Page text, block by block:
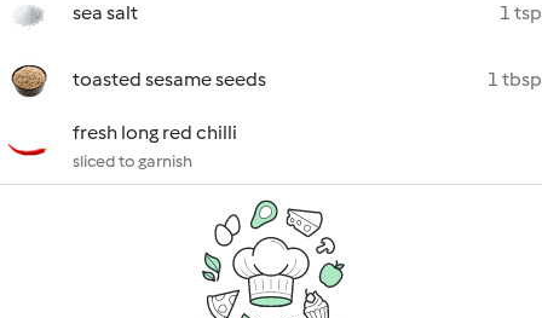
sea salt 1 tsp
toasted sesame seeds 1 tbsp
fresh long red chilli
sliced to garnish